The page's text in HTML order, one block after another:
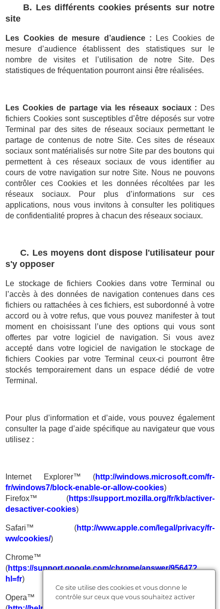
B. Les différents cookies présents sur notre
site
Les Cookies de mesure d’audience : Les Cookies de
mesure d’audience établissent des statistiques sur le
nombre de visites et l’utilisation de notre Site. Des
statistiques de fréquentation pourront ainsi être réalisées.
Les Cookies de partage via les réseaux sociaux : Des
fichiers Cookies sont susceptibles d’être déposés sur votre
Terminal par des sites de réseaux sociaux permettant le
partage de contenus de notre Site. Ces sites de réseaux
sociaux sont matérialisés sur notre Site par des boutons qui
permettent à ces réseaux sociaux de vous identifier au
cours de votre navigation sur notre Site. Nous ne pouvons
contrôler ces Cookies et les données récoltées par les
réseaux sociaux. Pour plus d’informations sur ces
applications, nous vous invitons à consulter les politiques
de confidentialité propres à chacun des réseaux sociaux.
C. Les moyens dont dispose l'utilisateur pour
s'y opposer
Le stockage de fichiers Cookies dans votre Terminal ou
l’accès à des données de navigation contenues dans ces
fichiers ou rattachées à ces fichiers, est subordonné à votre
accord ou à votre refus, que vous pouvez manifester à tout
moment en choisissant l’une des options qui vous sont
offertes par votre logiciel de navigation. Si vous avez
accepté dans votre logiciel de navigation le stockage de
fichiers Cookies par votre Terminal ceux-ci pourront être
stockés temporairement dans un espace dédié de votre
Terminal.
Pour plus d’information et d’aide, vous pouvez également
consulter la page d’aide spécifique au navigateur que vous
utilisez :
Internet Explorer™ (http://windows.microsoft.com/fr-
fr/windows7/block-enable-or-allow-cookies)
Firefox™ (https://support.mozilla.org/fr/kb/activer-
desactiver-cookies)
Safari™ (http://www.apple.com/legal/privacy/fr-
ww/cookies/)
Chrome™
(https://support.google.com/chrome/answer/95647?
hl=fr)
Opera™
Ce site utilise des cookies et vous donne le
contrôle sur ceux que vous souhaitez activer